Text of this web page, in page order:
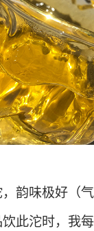
韵味极好（气
此沱时，我